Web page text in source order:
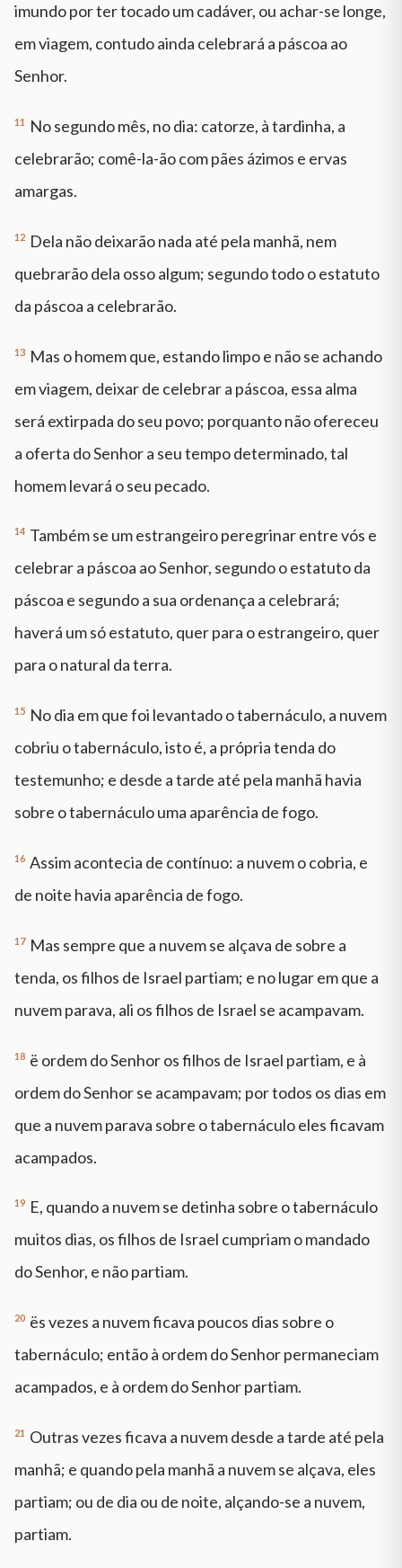
imundo por ter tocado um cadáver, ou achar-se longe,
em viagem, contudo ainda celebrará a páscoa ao
Senhor.
11
No segundo mês, no dia: catorze, à tardinha, a
celebrarão; comê-la-ão com pães ázimos e ervas
amargas.
12 Dela não deixarão nada até pela manhã, nem
quebrarão dela osso algum; segundo todo o estatuto
da páscoa a celebrarão.
13 Mas o homem que, estando limpo e não se achando
em viagem, deixar de celebrar a páscoa, essa alma
será extirpada do seu povo; porquanto não ofereceu
a oferta do Senhor a seu tempo determinado, tal
homem levará o seu pecado.
14 Também se um estrangeiro peregrinar entre vós e
celebrar a páscoa ao Senhor, segundo o estatuto da
páscoa e segundo a sua ordenança a celebrará;
haverá um só estatuto, quer para o estrangeiro, quer
para o natural da terra.
15 No dia em que foi levantado o tabernáculo, a nuvem
cobriu o tabernáculo, isto é, a própria tenda do
testemunho; e desde a tarde até pela manhã havia
sobre o tabernáculo uma aparência de fogo.
16 Assim acontecia de contínuo: a nuvem o cobria, e
de noite havia aparência de fogo.
17 Mas sempre que a nuvem se alçava de sobre a
tenda, os filhos de Israel partiam; e no lugar em que a
nuvem parava, ali os filhos de Israel se acampavam.
18 ë ordem do Senhor os filhos de Israel partiam, e à
ordem do Senhor se acampavam; por todos os dias em
que a nuvem parava sobre o tabernáculo eles ficavam
acampados.
19 E, quando a nuvem se detinha sobre o tabernáculo
muitos dias, os filhos de Israel cumpriam o mandado
do Senhor, e não partiam.
20 ës vezes a nuvem ficava poucos dias sobre o
tabernáculo; então à ordem do Senhor permaneciam
acampados, e à ordem do Senhor partiam.
21 Outras vezes ficava a nuvem desde a tarde até pela
manhã; e quando pela manhã a nuvem se alçava, eles
partiam; ou de dia ou de noite, alçando-se a nuvem,
partiam.